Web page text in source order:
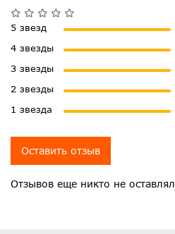
Отзывов еще никто не оставлял
5 звезд
4 звезды
3 звезды
2 звезды
1 звезда
Оставить отзыв